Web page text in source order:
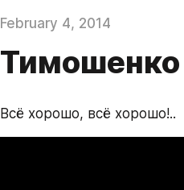
February 4, 2014
Тимошенко
Всё хорошо, всё хорошо!..